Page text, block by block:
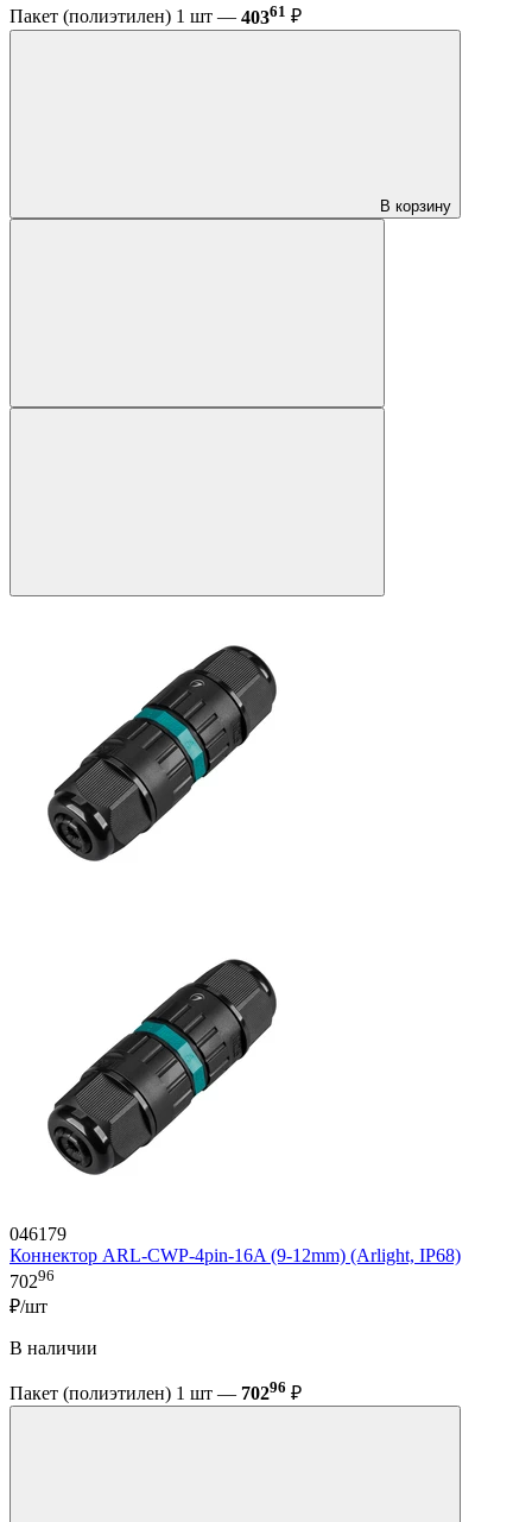
Пакет (полиэтилен) 1 шт — 40361 ₽
В корзину
046179
Коннектор ARL-CWP-4pin-16A (9-12mm) (Arlight, IP68)
70296
₽/шт
В наличии
Пакет (полиэтилен) 1 шт — 70296 ₽